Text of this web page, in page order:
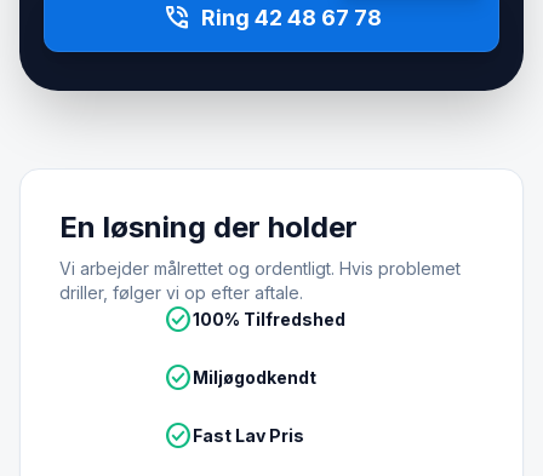
phone_in_talk Ring 42 48 67 78
En løsning der holder
Vi arbejder målrettet og ordentligt. Hvis problemet
driller, følger vi op efter aftale.
check_circle100% Tilfredshed
check_circleMiljøgodkendt
check_circleFast Lav Pris